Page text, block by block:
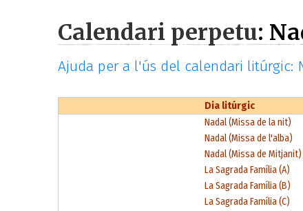
Calendari perpetu:
Ajuda per a l'ús del calendari litúrgic:
Dia litúrgic
Nadal (Missa de la nit)
Nadal (Missa de l'alba)
Nadal (Missa de Mitjanit)
La Sagrada Família (A)
La Sagrada Família (B)
La Sagrada Família (C)